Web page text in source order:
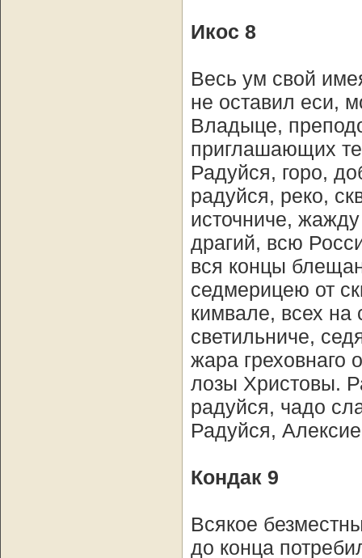
Икос 8
Весь ум свой
не оставил еси,
Владыце,
приглашающих
Радуйся, горо,
радуйся, реко,
источниче,
драгий, всю
вся концы
седмерицею от
кимвале, всех
светильниче,
жара греховнаго
лозы Христовы.
радуйся, чадо
Радуйся,
Кондак 9
Всякое
до конца